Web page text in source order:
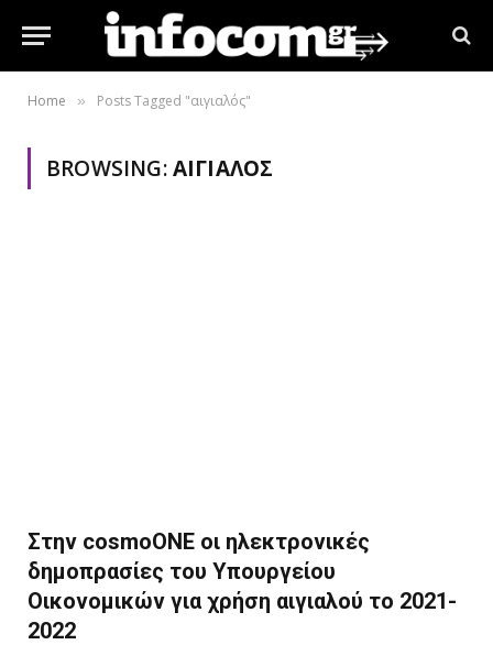
Home » Posts Tagged "αιγιαλός"
BROWSING:ΑΙΓΙΑΛΌΣ
Στην cosmoONE οι ηλεκτρονικές
δημοπρασίες του Υπουργείου
Οικονομικών για χρήση αιγιαλού το 2021-
2022